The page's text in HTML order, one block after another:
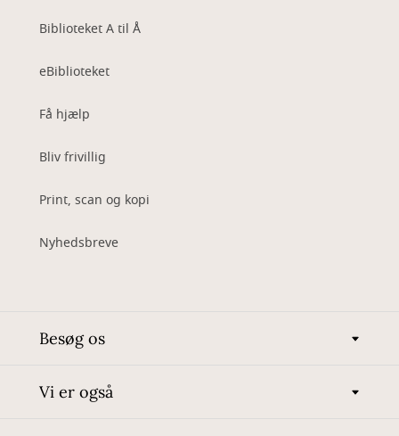
Biblioteket A til Å
eBiblioteket
Få hjælp
Bliv frivillig
Print, scan og kopi
Nyhedsbreve
Besøg os
Vi er også